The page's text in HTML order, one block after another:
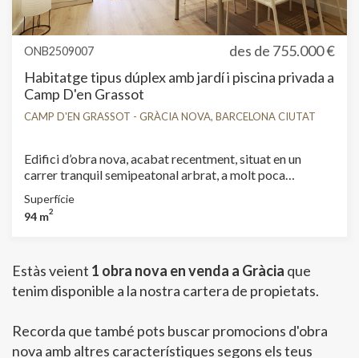
ONB2509007 des de 755.000 €
Habitatge tipus dúplex amb jardí i piscina privada a
Camp D'en Grassot
CAMP D'EN GRASSOT - GRÀCIA NOVA, BARCELONA CIUTAT
Edifici d’obra nova, acabat recentment, situat en un
carrer tranquil semipeatonal arbrat, a molt poca
Gràcia. La promoció consta d’un total de 6 habitatges.
Queden disponibles dos habitatges tipus dúplex amb
la planta baixa amb saló menjador i cuina oberta amb
sortida al jardí; una habitació doble i un bany complet. A
la planta superior es troba la suite principal amb vestidor
comoditats d’una nova construcció: climatització
fred/calor i ACS per aerotèrmia, fusteria de doble vidre
Superfície
94 m2
Estàs veient 1 obra nova en venda a Gràcia que
tenim disponible a la nostra cartera de propietats.
Recorda que també pots buscar promocions d'obra
nova amb altres característiques segons els teus
Modificar cookies
Tècniques i funcionals
Sempre activades